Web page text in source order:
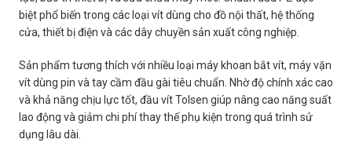
biệt phổ biến trong các loại vít dùng cho đồ nội thất, hệ thống
cửa, thiết bị điện và các dây chuyền sản xuất công nghiệp.
Sản phẩm tương thích với nhiều loại máy khoan bắt vít, máy vặn
vít dùng pin và tay cầm đầu gài tiêu chuẩn. Nhờ độ chính xác cao
và khả năng chịu lực tốt, đầu vít Tolsen giúp nâng cao năng suất
lao động và giảm chi phí thay thế phụ kiện trong quá trình sử
dụng lâu dài.